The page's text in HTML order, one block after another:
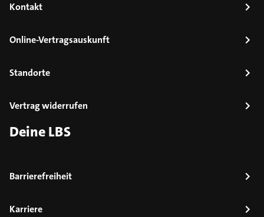
Kontakt
Online-Vertragsauskunft
Standorte
Vertrag widerrufen
Deine LBS
Barrierefreiheit
Karriere